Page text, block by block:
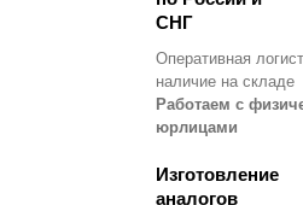
СНГ
Оперативная
наличие на складе
Работаем с
юрлицами
Изготовление
аналогов